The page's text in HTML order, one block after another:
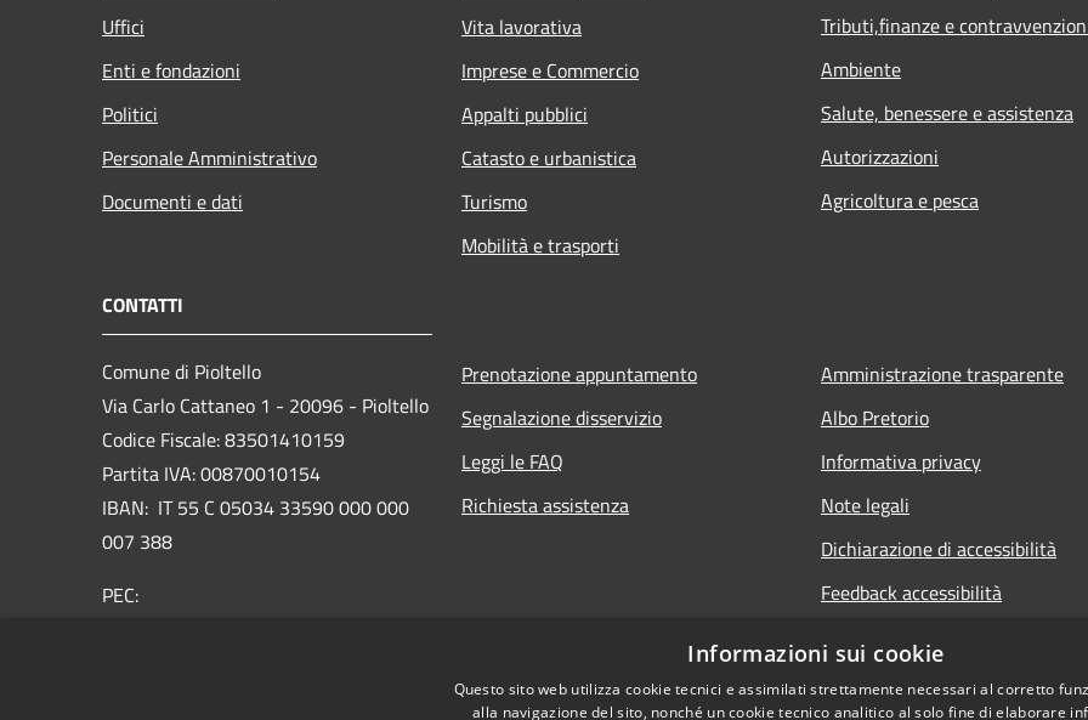
Uffici
Enti e fondazioni
Politici
Personale Amministrativo
Documenti e dati
Vita lavorativa
Imprese e Commercio
Appalti pubblici
Catasto e urbanistica
Turismo
Mobilità e trasporti
Tributi,finanze e
Ambiente
Salute, benessere e assistenza
Autorizzazioni
Agricoltura e pesca
CONTATTI
Comune di Pioltello
Via Carlo Cattaneo 1 - 20096 - Pioltello
Codice Fiscale: 83501410159
Partita IVA: 00870010154
IBAN: IT 55 C 05034 33590 000 000
007 388
PEC:
Prenotazione appuntamento
Segnalazione disservizio
Leggi le FAQ
Richiesta assistenza
Amministrazione trasparente
Albo Pretorio
Informativa privacy
Note legali
Dichiarazione di accessibilità
Feedback accessibilità
personali
Informazioni sui cookie
Questo sito web utilizza cookie tecnici e assimilati strettamente necessari al corretto
alla navigazione del sito, nonché un cookie tecnico analitico al solo fine di elaborare